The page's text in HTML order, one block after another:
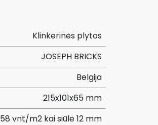
Klinkerinės plytos
JOSEPH BRICKS
Belgija
215x101x65 mm
58 vnt/m2 kai siūlė 12 mm